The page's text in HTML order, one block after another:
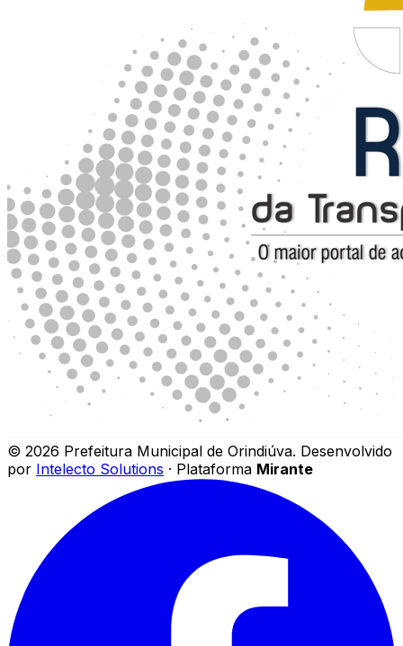
© 2026 Prefeitura Municipal de Orindiúva. Desenvolvido
por Intelecto Solutions · Plataforma Mirante